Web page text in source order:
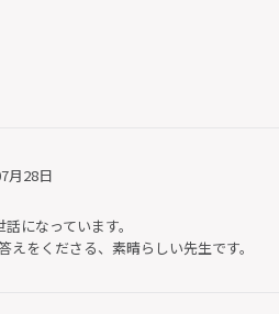
月28日
になっています。
をくださる、素晴らしい先生です。